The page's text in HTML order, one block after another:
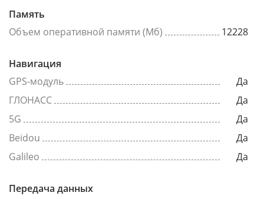
Память
Объем оперативной памяти (Мб)
12228
Навигация
GPS-модуль
Да
ГЛОНАСС
Да
5G
Да
Beidou
Да
Galileo
Да
Передача данных